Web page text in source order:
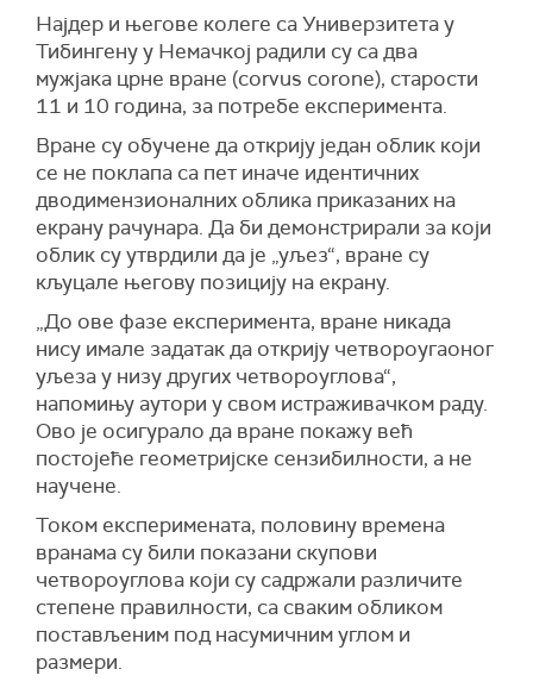
Најдер и његове колеге са Универзитета у
Тибингену у Немачкој радили су са два
мужјака црне вране (corvus corone), старости
11 и 10 година, за потребе експеримента.
Вране су обучене да открију један облик који
се не поклапа са пет иначе идентичних
дводимензионалних облика приказаних на
екрану рачунара. Да би демонстрирали за који
облик су утврдили да је „уљез“, вране су
кљуцале његову позицију на екрану.
„До ове фазе експеримента, вране никада
нису имале задатак да открију четвороугаоног
уљеза у низу других четвороуглова“,
напомињу аутори у свом истраживачком раду.
Ово је осигурало да вране покажу већ
постојеће геометријске сензибилности, а не
научене.
Током експеримената, половину времена
вранама су били показани скупови
четвороуглова који су садржали различите
степене правилности, са сваким обликом
постављеним под насумичним углом и
размери.